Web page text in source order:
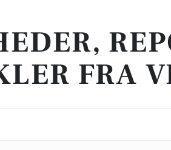
FRA